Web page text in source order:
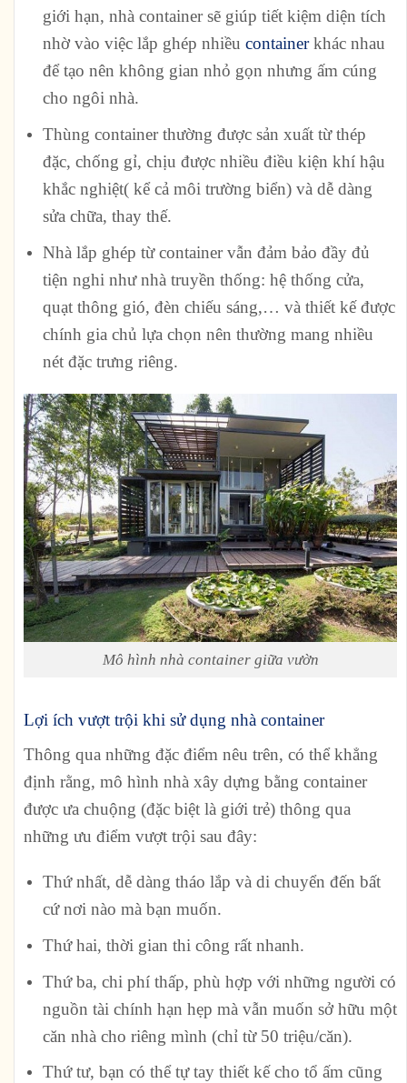
giới hạn, nhà container sẽ giúp tiết kiệm diện tích
nhờ vào việc lắp ghép nhiều containerkhác nhau
để tạo nên không gian nhỏ gọn nhưng ấm cúng
cho ngôi nhà.
Thùng container thường được sản xuất từ thép
đặc, chống gỉ, chịu được nhiều điều kiện khí hậu
khắc nghiệt( kể cả môi trường biển) và dễ dàng
sửa chữa, thay thế.
Nhà lắp ghép từ containervẫn đảm bảo đầy đủ
tiện nghi như nhà truyền thống: hệ thống cửa,
quạt thông gió, đèn chiếu sáng,… và thiết kế được
chính gia chủ lựa chọn nên thường mang nhiều
nét đặc trưng riêng.
Mô hình nhà container giữa vườn
Lợi ích vượt trội khi sử dụng nhà container
Thông qua những đặc điểm nêu trên, có thể khẳng
định rằng, mô hình nhà xây dựng bằng container
được ưa chuộng (đặc biệt là giới trẻ) thông qua
những ưu điểm vượt trội sau đây:
Thứ nhất, dễ dàng tháo lắp và di chuyển đến bất
cứ nơi nào mà bạn muốn.
Thứ hai, thời gian thi công rất nhanh.
Thứ ba, chi phí thấp, phù hợp với những người có
nguồn tài chính hạn hẹp mà vẫn muốn sở hữu một
căn nhà cho riêng mình (chỉ từ 50 triệu/căn).
Thứ tư, bạn có thể tự tay thiết kế cho tổ ấm cũng